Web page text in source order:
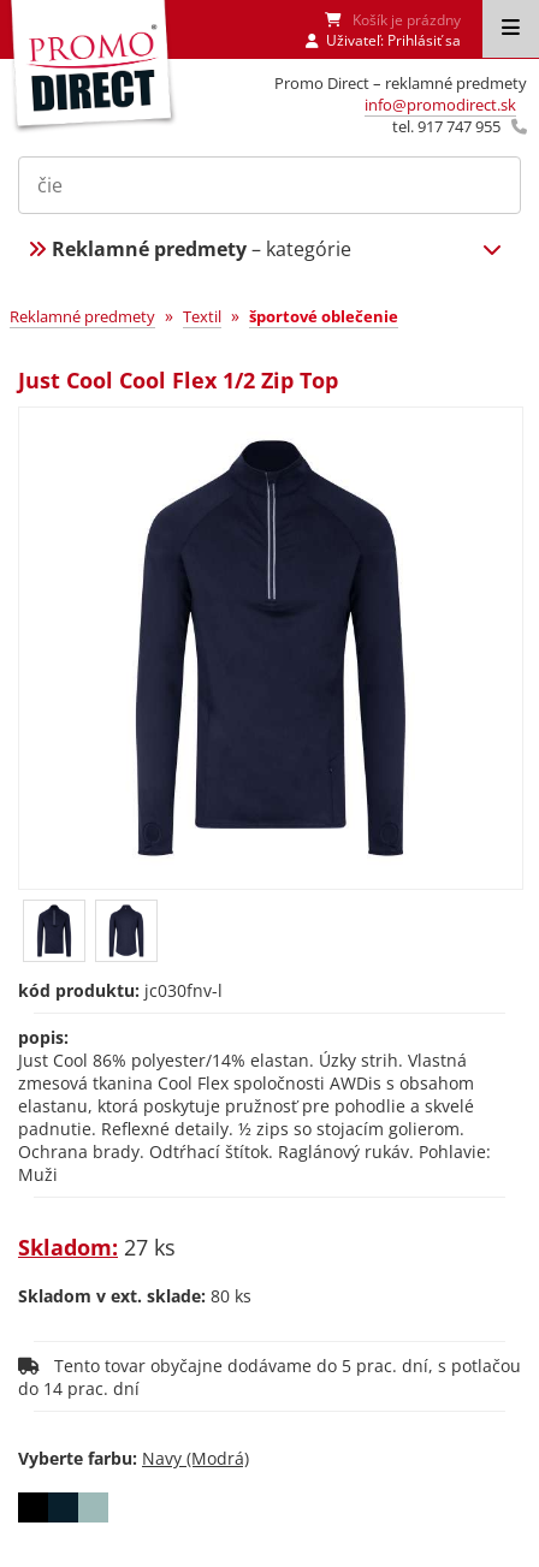
Promo Direct – reklamné predmety
info@promodirect.sk
tel. 917 747 955
Košík je prázdny
Uživateľ: Prihlásiť sa
Reklamné predmety– kategórie
Reklamné predmety » Textil » športové oblečenie
Just Cool Cool Flex 1/2 Zip Top
kód produktu: jc030fnv-l
popis:
Just Cool 86% polyester/14% elastan. Úzky strih. Vlastná
zmesová tkanina Cool Flex spoločnosti AWDis s obsahom
elastanu, ktorá poskytuje pružnosť pre pohodlie a skvelé
padnutie. Reflexné detaily. ½ zips so stojacím golierom.
Ochrana brady. Odtŕhací štítok. Raglánový rukáv. Pohlavie:
Muži
Skladom: 27 ks
Skladom v ext. sklade: 80 ks
do 14 prac. dní
Vyberte farbu: